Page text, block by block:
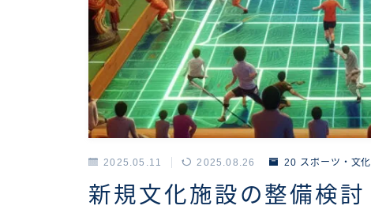
2025.05.11 2025.08.26 20 スポーツ・文化
新規文化施設の整備検討